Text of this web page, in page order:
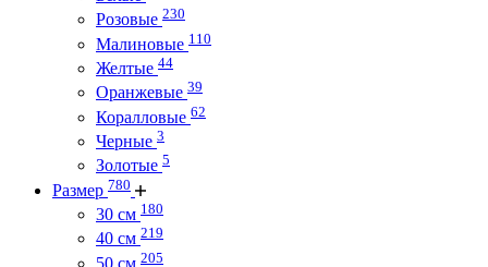
Розовые 230
Малиновые 110
Желтые 44
Оранжевые 39
Коралловые 62
Черные 3
Золотые 5
Размер 780
30 см 180
40 см 219
50 см 205